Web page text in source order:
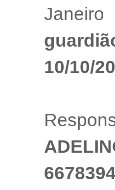
10/10/